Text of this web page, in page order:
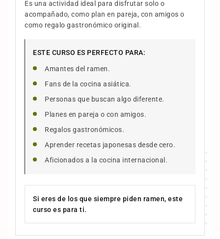
Es una actividad ideal para disfrutar solo o
acompañado, como plan en pareja, con amigos o
como regalo gastronómico original.
ESTE CURSO ES PERFECTO PARA:
Amantes del ramen.
Fans de la cocina asiática.
Personas que buscan algo diferente.
Planes en pareja o con amigos.
Regalos gastronómicos.
Aprender recetas japonesas desde cero.
Aficionados a la cocina internacional.
Si eres de los que siempre piden ramen, este
curso es para ti.